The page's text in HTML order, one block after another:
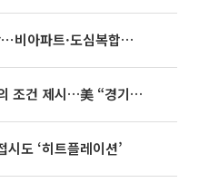
영끌 '주택공급' 대책 임박⋯비아파트·도심복합까지 총동원
이란, 미국에 호르무즈 합의 조건 제시…美 “경기 아직 안 끝나” [종합]
도 ‘히트플레이션’